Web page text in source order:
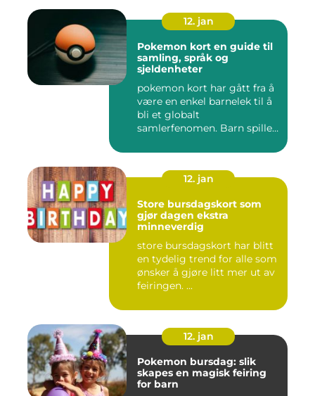
12. jan
Pokemon kort en guide til
samling, språk og
sjeldenheter
pokemon kort har gått fra å
være en enkel barnelek til å
bli et globalt
samlerfenomen. Barn spiller
12. jan
Store bursdagskort som
gjør dagen ekstra
minneverdig
store bursdagskort har blitt
en tydelig trend for alle som
ønsker å gjøre litt mer ut av
feiringen. ...
12. jan
Pokemon bursdag: slik
skapes en magisk feiring
for barn